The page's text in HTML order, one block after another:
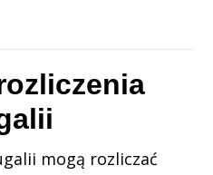
mogą rozliczać